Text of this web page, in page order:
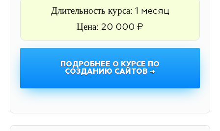
Длительность курса: 1 месяц
Цена: 20 000 ₽
ПОДРОБНЕЕ О КУРСЕ ПО
СОЗДАНИЮ САЙТОВ →